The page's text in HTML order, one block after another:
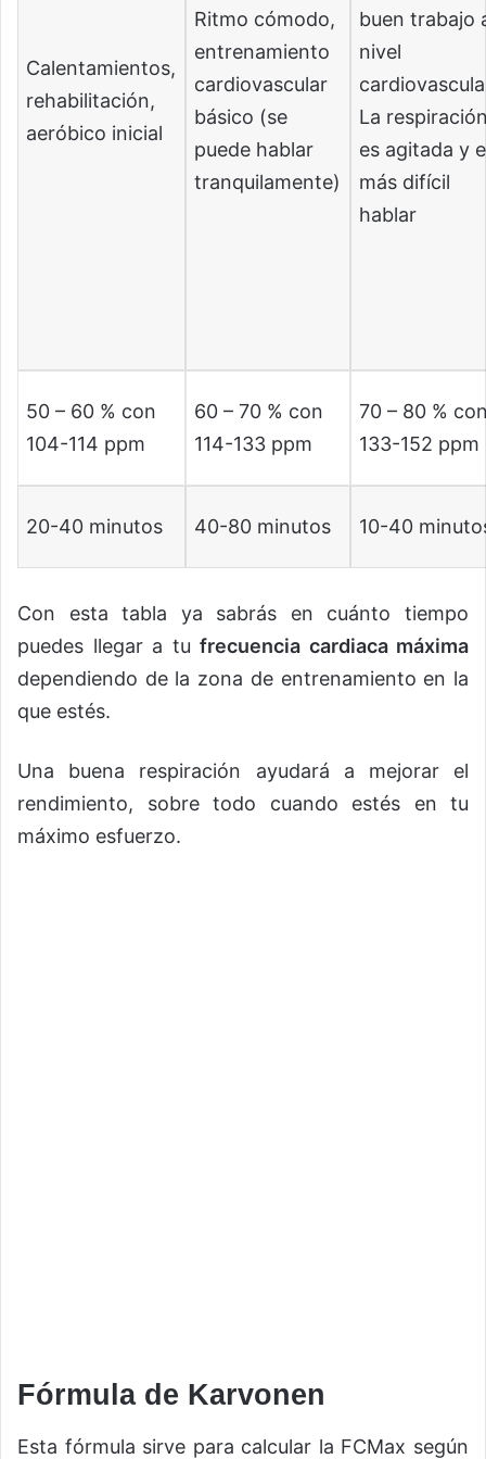
Calentamientos,
rehabilitación,
aeróbico inicial
Ritmo cómodo,
entrenamiento
cardiovascular
básico (se
puede hablar
tranquilamente)
buen trabajo
nivel
La
es agitada y
más difícil
hablar
50 – 60 % con
104-114 ppm
60 – 70 % con
114-133 ppm
70 – 80 %
133-152 ppm
20-40 minutos 40-80 minutos 10-40
Con esta tabla ya sabrás en cuánto tiempo
puedes llegar a tu frecuencia cardiaca máxima
dependiendo de la zona de entrenamiento en la
que estés.
Una buena respiración ayudará a mejorar el
rendimiento, sobre todo cuando estés en tu
máximo esfuerzo.
Fórmula de Karvonen
Esta fórmula sirve para calcular la FCMax según